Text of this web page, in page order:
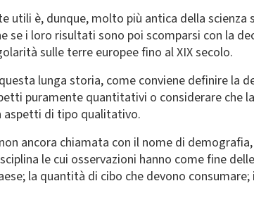
utili è, dunque, molto più antica della
se i loro risultati sono poi scomparsi con la
sulle terre europee fino al XIX secolo.
lunga storia, come conviene definire la
puramente quantitativi o considerare che
aspetti di tipo qualitativo.
ancora chiamata con il nome di
le cui osservazioni hanno come fine
la quantità di cibo che devono